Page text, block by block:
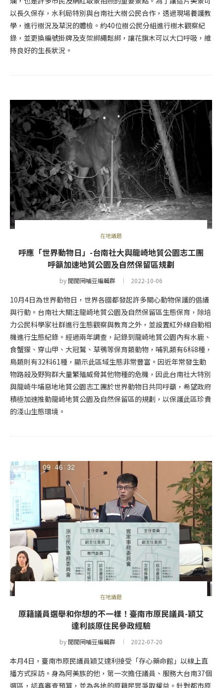
以長久保存，水利局特別與台南社大樹公民合作，透過現場養護教
學，進行樹況及草況的體檢。約40位樹公民分組進行樹木觀察紀
錄，並更換編號掛牌及支架綁繩鬆綁，讓花旗木可以大口呼吸，維
持良好的生長狀況。
在地議題
呼應「世界動物日」-台南社大與龍崎地質公園志工團
呼籲加速地質公園及自然保留區規劃
by 閒閒罔哺豆編輯群 2022-10-06
10月4日為世界動物日，世界各國都發起許多關心動物保護的倡議
與行動。台南社大關注龍崎地質公園及自然保留區生態保育，除培
力公民科學家社群進行生態觀察與教育之外，並設置紅外線自動相
機進行生態紀錄。經過兩年調查，記錄到龍崎地質公園內有水鹿、
食蟹獴、穿山甲、大冠鷲、草鴞等保育類動物，哺乳類有6科8種，
鳥類則有32科61種，顯示此區域生態非常豐富。因近年常發生動
物路殺及野狗群大量繁殖威脅其他物種的危機，因此台南社大特別
與龍崎牛埔惡地地質公園志工團於世界動物日共同呼籲，希望政府
積極加速推動龍崎地質公園及自然保留區的規劃，以保護此區珍貴
的淺山生態環境。
在地議題
原籍議員選舉和你想的不一樣！臺南市原民議員-穎艾
達利談原住民參政經驗
by 閒閒罔哺豆編輯群 2022-07-20
本月4日，臺南市原民議員穎艾達利接受「存心藥命館」以線上直
播方式採訪。身為阿美族的他，第一次擔任議員、服務大台南37個
選區，認真審查預算，並為各地的原籍民眾爭取權益。針對都市原